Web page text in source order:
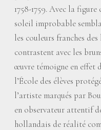
1758-1759. Avec la
soleil improbable
les couleurs franches
contrastent avec les
œuvre témoigne en effet
l’École des élèves
l’artiste marqués par
en observateur attentif
hollandais de réalité